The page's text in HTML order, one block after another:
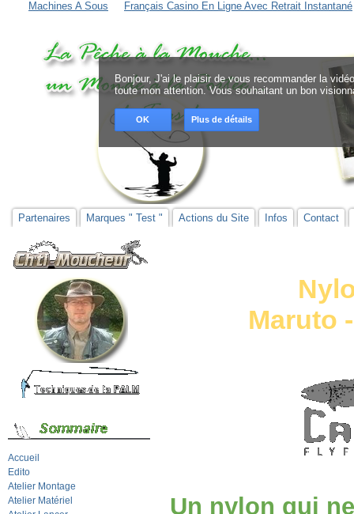
Bonjour, J'ai le plaisir de vous recommander la
toute mon attention. Vous souhaitant un bon
OK Plus de détails
Machines A Sous Français Casino En Ligne Avec Retrait Instantané
Partenaires Marques " Test " Actions du Site Infos Contact
Accueil
Edito
Atelier Montage
Atelier Matériel
Maruto
Un nylon qui